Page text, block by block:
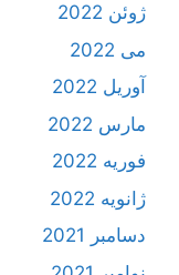
ژوئن 2022
می 2022
آوریل 2022
مارس 2022
فوریه 2022
ژانویه 2022
دسامبر 2021